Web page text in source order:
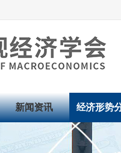
新闻资讯 经济形势
经济数据